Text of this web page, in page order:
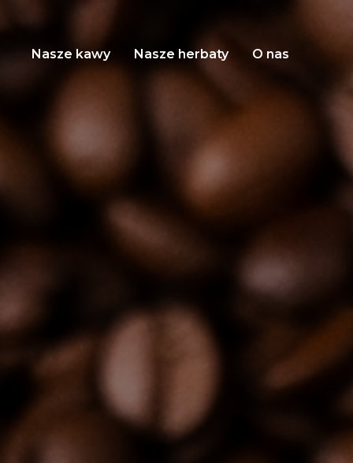
Nasze kawy Nasze herbaty O nas